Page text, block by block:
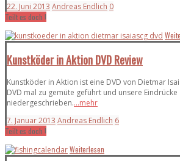
22. Juni 2013 Andreas Endlich 0
Teilt es doch !
Kunstköder in Aktion DVD Review
Kunstköder in Aktion ist eine DVD von Dietmar
DVD mal zu gemüte geführt und unsere Eindrücke
niedergeschrieben....mehr
7. Januar 2013 Andreas Endlich 6
Teilt es doch !
Weiterlesen